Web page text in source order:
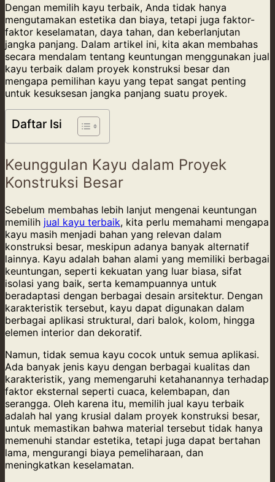
Dengan memilih kayu terbaik, Anda tidak hanya
mengutamakan estetika dan biaya, tetapi juga faktor-
faktor keselamatan, daya tahan, dan keberlanjutan
jangka panjang. Dalam artikel ini, kita akan membahas
secara mendalam tentang keuntungan menggunakan jual
kayu terbaik dalam proyek konstruksi besar dan
mengapa pemilihan kayu yang tepat sangat penting
untuk kesuksesan jangka panjang suatu proyek.
Daftar Isi
Keunggulan Kayu dalam Proyek
Konstruksi Besar
Sebelum membahas lebih lanjut mengenai keuntungan
memilih jual kayu terbaik, kita perlu memahami mengapa
kayu masih menjadi bahan yang relevan dalam
konstruksi besar, meskipun adanya banyak alternatif
lainnya. Kayu adalah bahan alami yang memiliki berbagai
keuntungan, seperti kekuatan yang luar biasa, sifat
isolasi yang baik, serta kemampuannya untuk
beradaptasi dengan berbagai desain arsitektur. Dengan
karakteristik tersebut, kayu dapat digunakan dalam
berbagai aplikasi struktural, dari balok, kolom, hingga
elemen interior dan dekoratif.
Namun, tidak semua kayu cocok untuk semua aplikasi.
Ada banyak jenis kayu dengan berbagai kualitas dan
karakteristik, yang memengaruhi ketahanannya terhadap
faktor eksternal seperti cuaca, kelembapan, dan
serangga. Oleh karena itu, memilih jual kayu terbaik
adalah hal yang krusial dalam proyek konstruksi besar,
untuk memastikan bahwa material tersebut tidak hanya
memenuhi standar estetika, tetapi juga dapat bertahan
lama, mengurangi biaya pemeliharaan, dan
meningkatkan keselamatan.